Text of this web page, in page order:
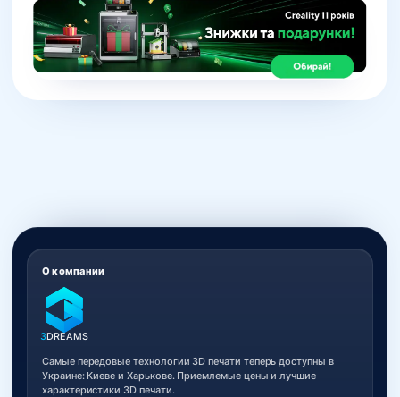
О компании
3DREAMS
Самые передовые технологии 3D печати теперь доступны в
Украине: Киеве и Харькове. Приемлемые цены и лучшие
характеристики 3D печати.